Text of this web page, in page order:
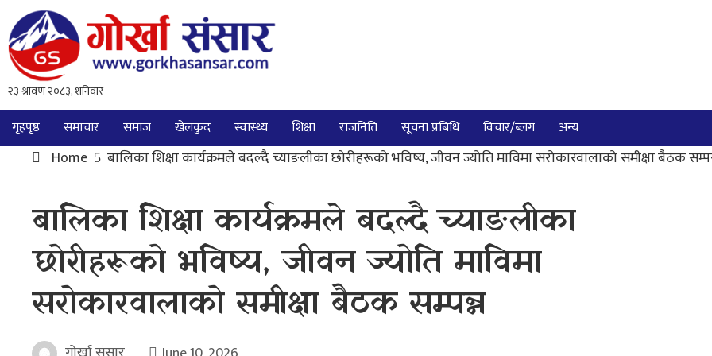
गृहपृष्ठ समाचार समाज खेलकुद स्वास्थ्य शिक्षा राजनिति सूचना प्रबिधि विचार/ब्लग अन्य
Home बालिका शिक्षा कार्यक्रमले बदल्दै च्याङलीका छोरीहरूको भविष्य, जीवन ज्योति माविमा सरोकारवालाको समीक्षा बैठक
बालिका शिक्षा कार्यक्रमले बदल्दै च्याङलीका
छोरीहरूको भविष्य, जीवन ज्योति माविमा
सरोकारवालाको समीक्षा बैठक सम्पन्न